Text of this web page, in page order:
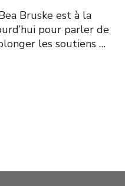
Bruske est à la
pour parler de
les soutiens …